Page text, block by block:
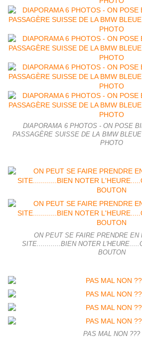
DIAPORAMA 6 PHOTOS - ON POSE
PASSAGÈRE SUISSE DE LA BMW
PHOTO
ON PEUT SE FAIRE PRENDRE EN
SITE............BIEN NOTER
BOUTON
PAS MAL NON ???